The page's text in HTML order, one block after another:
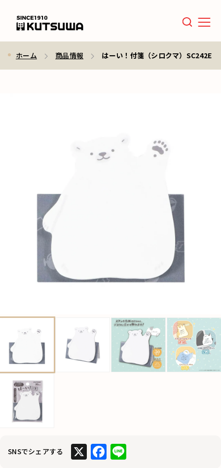
Menu
ホーム 商品情報 はーい！付箋（シロクマ）SC242E
SNSでシェアする X F Li